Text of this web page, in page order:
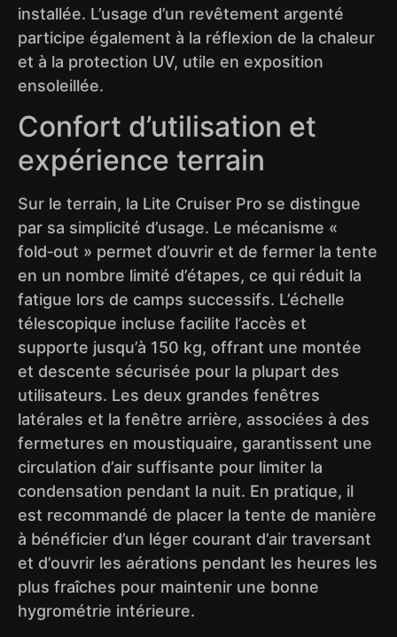
installée. L’usage d’un revêtement argenté
participe également à la réflexion de la chaleur
et à la protection UV, utile en exposition
ensoleillée.
Confort d’utilisation et
expérience terrain
Sur le terrain, la Lite Cruiser Pro se distingue
par sa simplicité d’usage. Le mécanisme «
fold‑out » permet d’ouvrir et de fermer la tente
en un nombre limité d’étapes, ce qui réduit la
fatigue lors de camps successifs. L’échelle
télescopique incluse facilite l’accès et
supporte jusqu’à 150 kg, offrant une montée
et descente sécurisée pour la plupart des
utilisateurs. Les deux grandes fenêtres
latérales et la fenêtre arrière, associées à des
fermetures en moustiquaire, garantissent une
circulation d’air suffisante pour limiter la
condensation pendant la nuit. En pratique, il
est recommandé de placer la tente de manière
à bénéficier d’un léger courant d’air traversant
et d’ouvrir les aérations pendant les heures les
plus fraîches pour maintenir une bonne
hygrométrie intérieure.